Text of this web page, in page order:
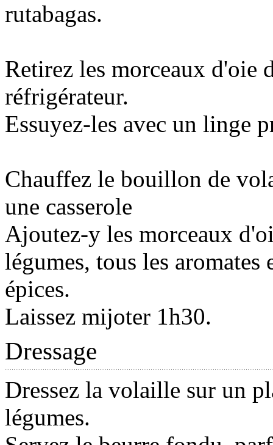
rutabagas.
Retirez les morceaux d'oie
réfrigérateur.
Essuyez-les avec un linge
Chauffez le bouillon de
une casserole
Ajoutez-y les morceaux
légumes, tous les aromates
épices.
Laissez mijoter 1h30.
Dressage
Dressez la volaille sur un
légumes.